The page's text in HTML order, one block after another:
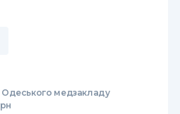
Одеського медзакладу